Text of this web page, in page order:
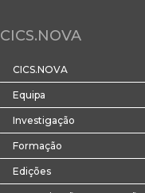
CICS.NOVA
CICS.NOVA
Equipa
Investigação
Formação
Edições